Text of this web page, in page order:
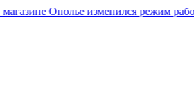
Ополье изменился режим работы.